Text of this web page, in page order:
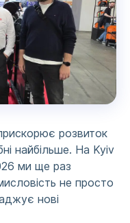
розвиток
найбільше. На Kyiv
ми ще раз
не просто
нові